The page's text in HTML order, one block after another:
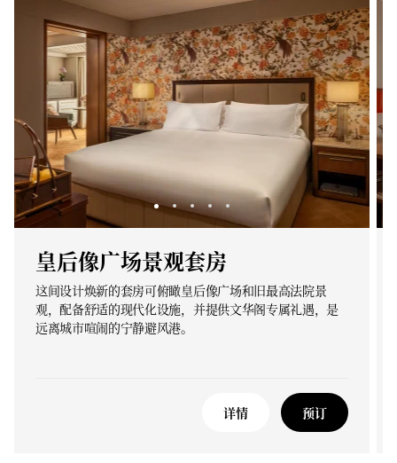
皇后像广场景观套房
这间设计焕新的套房可俯瞰皇后像广场和旧最高法院景
观，配备舒适的现代化设施，并提供文华阁专属礼遇，是
远离城市喧闹的宁静避风港。
详情 预订